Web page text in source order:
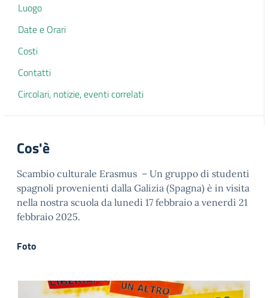
Luogo
Date e Orari
Costi
Contatti
Circolari, notizie, eventi correlati
Cos'è
Scambio culturale Erasmus – Un gruppo di studenti
spagnoli provenienti dalla Galizia (Spagna) è in visita
nella nostra scuola da lunedì 17 febbraio a venerdì 21
febbraio 2025.
Foto